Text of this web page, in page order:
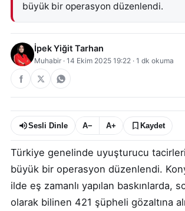
büyük bir operasyon düzenlendi.
İpek Yiğit Tarhan
Muhabir · 14 Ekim 2025 19:22 · 1 dk okuma
Sesli Dinle A− A+ Kaydet
Türkiye genelinde uyuşturucu
büyük bir operasyon düzenlendi.
ilde eş zamanlı yapılan baskınlarda,
olarak bilinen 421 şüpheli gözaltına